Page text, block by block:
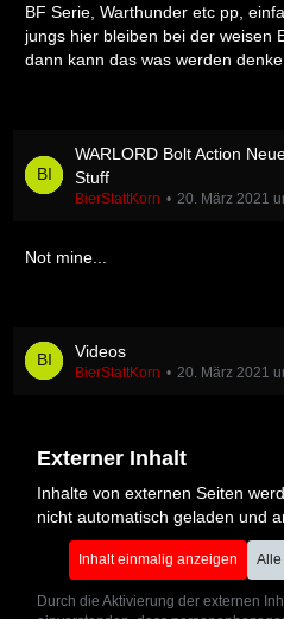
BF Serie, Warthunder etc pp,
jungs hier bleiben bei der weisen
dann kann das was werden
WARLORD Bolt Action
Stuff
BierStattKorn 20. März 2021
Not mine...
Videos
BierStattKorn 20. März 2021
Externer Inhalt
Inhalte von externen Seiten
nicht automatisch geladen und
Inhalt einmalig anzeigen Alle
Durch die Aktivierung der externen